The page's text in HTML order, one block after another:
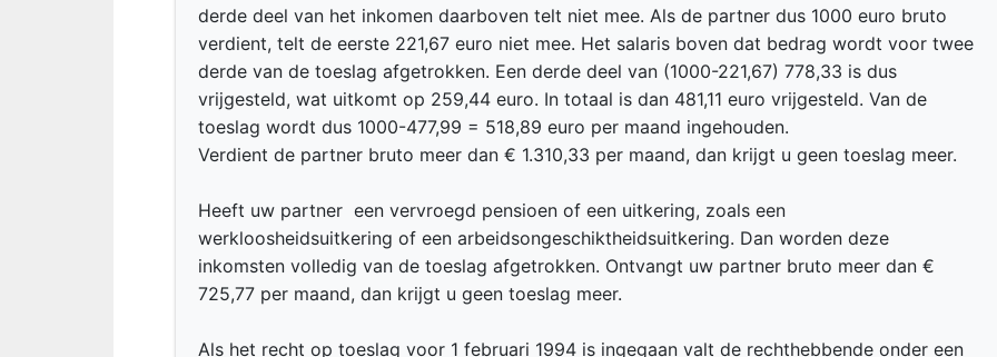
derde deel van het inkomen daarboven telt niet mee. Als de partner dus 1000 euro bruto
verdient, telt de eerste 221,67 euro niet mee. Het salaris boven dat bedrag wordt voor twee
derde van de toeslag afgetrokken. Een derde deel van (1000-221,67) 778,33 is dus
vrijgesteld, wat uitkomt op 259,44 euro. In totaal is dan 481,11 euro vrijgesteld. Van de
toeslag wordt dus 1000-477,99 = 518,89 euro per maand ingehouden.
Verdient de partner bruto meer dan € 1.310,33 per maand, dan krijgt u geen toeslag meer.
Heeft uw partner een vervroegd pensioen of een uitkering, zoals een
werkloosheidsuitkering of een arbeidsongeschiktheidsuitkering. Dan worden deze
inkomsten volledig van de toeslag afgetrokken. Ontvangt uw partner bruto meer dan €
725,77 per maand, dan krijgt u geen toeslag meer.
Als het recht op toeslag voor 1 februari 1994 is ingegaan valt de rechthebbende onder een